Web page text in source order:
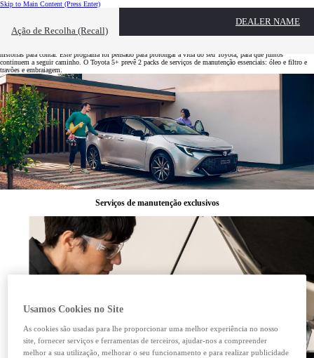
Skip to Main Content (Press Enter)
Ação de Recolha (Recall)
DEALER NAME
Conheça os serviços Toyota 5+
histórias para contar. Este programa foi pensado para prolongar a vida do seu Toyota, para que juntos
continuem a seguir caminho. O Toyota 5+ prevê 2 packs de serviços de manutenção essenciais: óleo e filtro e
travões e embraiagem.
Serviços de manutenção exclusivos
Usamos Cookies no Site
As cookies são usadas para lhe proporcionar uma melhor experiência no nosso
site, fornecer serviços e ferramentas de terceiros, ajudar-nos a compreender
melhor a sua utilização, melhorar o seu funcionamento e para realizar publicidade